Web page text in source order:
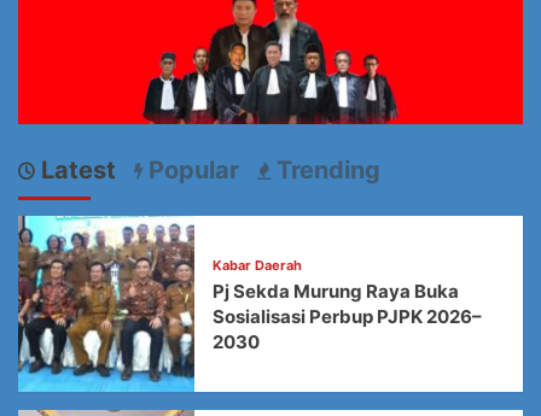
Latest Popular Trending
Kabar Daerah
Pj Sekda Murung Raya Buka
Sosialisasi Perbup PJPK 2026–
2030